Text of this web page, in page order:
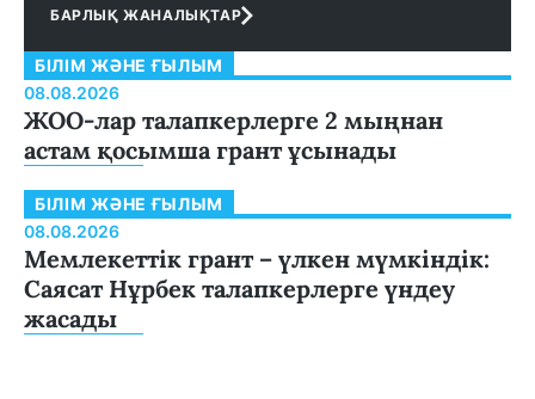
БАРЛЫҚ ЖАНАЛЫҚТАР
БІЛІМ ЖӘНЕ ҒЫЛЫМ
08.08.2026
ЖОО-лар талапкерлерге 2 мыңнан
астам қосымша грант ұсынады
БІЛІМ ЖӘНЕ ҒЫЛЫМ
08.08.2026
Мемлекеттік грант – үлкен мүмкіндік:
Саясат Нұрбек талапкерлерге үндеу
жасады